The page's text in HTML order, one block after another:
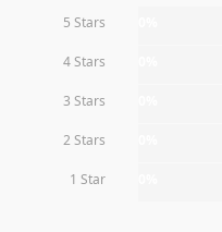
5 Stars
4 Stars
3 Stars
2 Stars
1 Star